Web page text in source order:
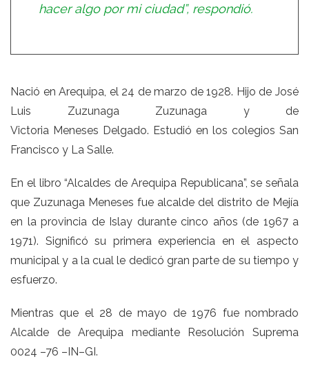
hacer algo por mi ciudad”, respondió.
Nació en Arequipa, el 24 de marzo de 1928. Hijo de José
Luis Zuzunaga Zuzunaga y de
Victoria Meneses Delgado. Estudió en los colegios San
Francisco y La Salle.
En el libro “Alcaldes de Arequipa Republicana”, se señala
que Zuzunaga Meneses fue alcalde del distrito de Mejía
en la provincia de Islay durante cinco años (de 1967 a
1971). Significó su primera experiencia en el aspecto
municipal y a la cual le dedicó gran parte de su tiempo y
esfuerzo.
Mientras que el 28 de mayo de 1976 fue nombrado
Alcalde de Arequipa mediante Resolución Suprema
0024 –76 –IN–GI.